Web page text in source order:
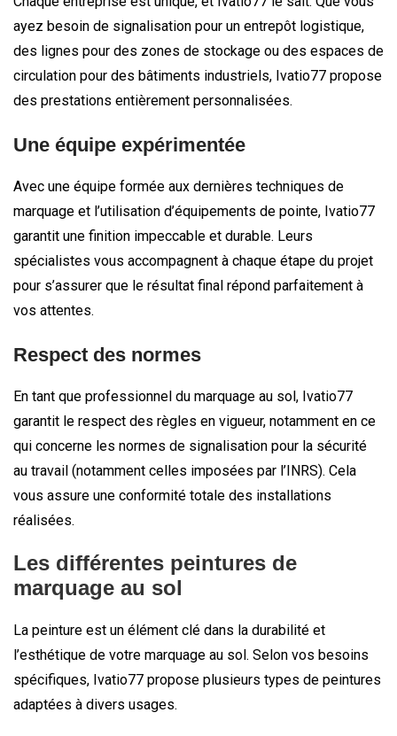
ayez besoin de signalisation pour un entrepôt logistique,
des lignes pour des zones de stockage ou des espaces de
circulation pour des bâtiments industriels, Ivatio77 propose
des prestations entièrement personnalisées.
Une équipe expérimentée
Avec une équipe formée aux dernières techniques de
marquage et l’utilisation d’équipements de pointe, Ivatio77
garantit une finition impeccable et durable. Leurs
spécialistes vous accompagnent à chaque étape du projet
pour s’assurer que le résultat final répond parfaitement à
vos attentes.
Respect des normes
En tant que professionnel du marquage au sol, Ivatio77
garantit le respect des règles en vigueur, notamment en ce
qui concerne les normes de signalisation pour la sécurité
au travail (notamment celles imposées par l’INRS). Cela
vous assure une conformité totale des installations
réalisées.
Les différentes peintures de
marquage au sol
La peinture est un élément clé dans la durabilité et
l’esthétique de votre marquage au sol. Selon vos besoins
spécifiques, Ivatio77 propose plusieurs types de peintures
adaptées à divers usages.